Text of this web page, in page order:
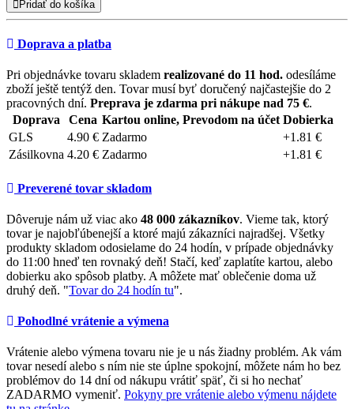
Pridať do košíka
Doprava a platba
Pri objednávke tovaru skladem realizované do 11 hod. odesíláme
zboží ještě tentýž den. Tovar musí byť doručený najčastejšie do 2
pracovných dní. Preprava je zdarma pri nákupe nad 75 €.
Doprava
Cena Kartou online, Prevodom na účet Dobierka
GLS
4.90 € Zadarmo
+1.81 €
Zásilkovna 4.20 € Zadarmo +1.81 €
Preverené tovar skladom
Dôveruje nám už viac ako 48 000 zákazníkov. Vieme tak, ktorý
tovar je najobľúbenejší a ktoré majú zákazníci najradšej. Všetky
produkty skladom odosielame do 24 hodín, v prípade objednávky
do 11:00 hneď ten rovnaký deň! Stačí, keď zaplatíte kartou, alebo
dobierku ako spôsob platby. A môžete mať oblečenie doma už
druhý deň. "Tovar do 24 hodín tu".
Pohodlné vrátenie a výmena
Vrátenie alebo výmena tovaru nie je u nás žiadny problém. Ak vám
tovar nesedí alebo s ním nie ste úplne spokojní, môžete nám ho bez
problémov do 14 dní od nákupu vrátiť späť, či si ho nechať
ZADARMO vymeniť. Pokyny pre vrátenie alebo výmenu nájdete